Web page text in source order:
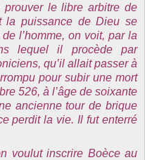
le libre arbitre de
la puissance de Dieu se
l’homme, on voit, par la
lequel il procède par
qu’il allait passer à
pour subir une mort
526, à l’âge de soixante
ancienne tour de brique
perdit la vie. Il fut enterré
voulut inscrire Boèce au